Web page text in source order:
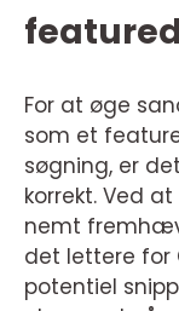
For at øge
som et
søgning, er
korrekt. Ved
nemt
det lettere for
potentiel